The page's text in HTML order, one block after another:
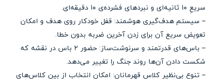
سریعِ ۱۰ ثانیه‌ای و نبردهای فشرده‌ی ۱۰ دقیقه‌ای.
– سیستم هدف‌گیری هوشمند: قفل خودکار روی هدف و امکان
تعویض سریع آن برای زدن آخرین ضربه بدون خطا.
– باس‌های قدرتمند و سرنوشت‌ساز: حضور ۲ باس در نقشه که
شکست دادن آن‌ها روند جنگ را تغییر می‌دهد.
– تنوع بی‌نظیر کلاس قهرمانان: امکان انتخاب از بین کلاس‌های